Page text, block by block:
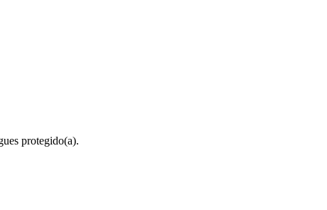
protegido(a).